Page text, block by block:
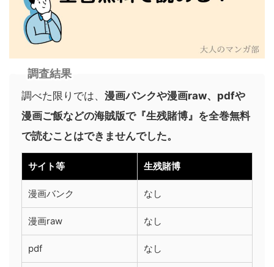
調査結果
調べた限りでは、 漫画バンクや漫画raw、pdfや
漫画ご飯などの海賊版で『生残賭博』を全巻無料
で読むことはできませんでした。
サイト等 生残賭博
漫画バンク なし
漫画raw なし
pdf なし